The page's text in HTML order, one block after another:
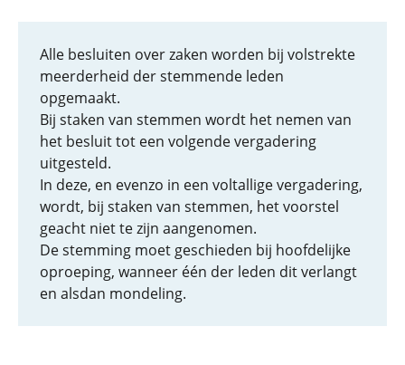
Alle besluiten over zaken worden bij volstrekte
meerderheid der stemmende leden
opgemaakt.
Bij staken van stemmen wordt het nemen van
het besluit tot een volgende vergadering
uitgesteld.
In deze, en evenzo in een voltallige vergadering,
wordt, bij staken van stemmen, het voorstel
geacht niet te zijn aangenomen.
De stemming moet geschieden bij hoofdelijke
oproeping, wanneer één der leden dit verlangt
en alsdan mondeling.